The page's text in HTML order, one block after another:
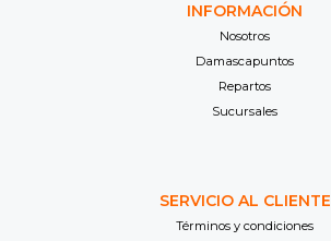
INFORMACIÓN
Nosotros
Damascapuntos
Repartos
Sucursales
SERVICIO AL CLIENTE
Términos y condiciones